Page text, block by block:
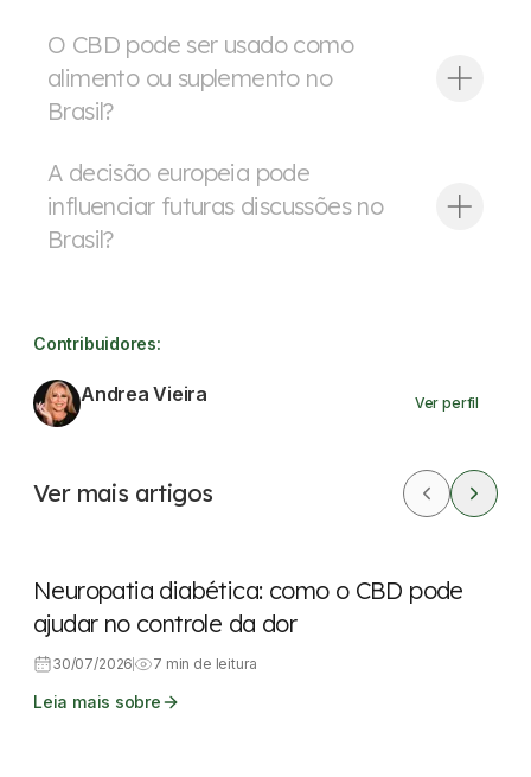
O CBD pode ser usado como
alimento ou suplemento no
Brasil?
A decisão europeia pode
influenciar futuras discussões no
Brasil?
Contribuidores:
Andrea Vieira Ver perfil
Ver mais artigos
CBD Dores
Neuropatia diabética: como o CBD pode
ajudar no controle da dor
30/07/2026 7 min de leitura
Leia mais sobre